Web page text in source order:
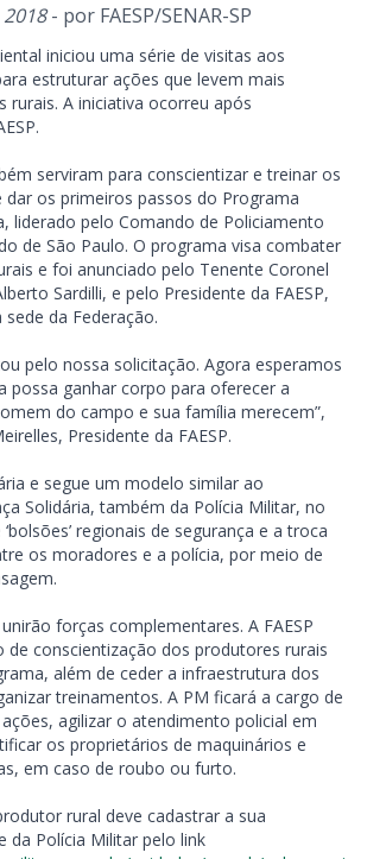
- por FAESP/SENAR-SP
iniciou uma série de visitas aos
estruturar ações que levem mais
rurais. A iniciativa ocorreu após
serviram para conscientizar e treinar os
dar os primeiros passos do Programa
liderado pelo Comando de Policiamento
de São Paulo. O programa visa combater
e foi anunciado pelo Tenente Coronel
Sardilli, e pelo Presidente da FAESP,
da Federação.
pelo nossa solicitação. Agora esperamos
possa ganhar corpo para oferecer a
do campo e sua família merecem”,
Presidente da FAESP.
e segue um modelo similar ao
Solidária, também da Polícia Militar, no
regionais de segurança e a troca
os moradores e a polícia, por meio de
forças complementares. A FAESP
de conscientização dos produtores rurais
além de ceder a infraestrutura dos
treinamentos. A PM ficará a cargo de
agilizar o atendimento policial em
os proprietários de maquinários e
em caso de roubo ou furto.
rural deve cadastrar a sua
da Polícia Militar pelo link